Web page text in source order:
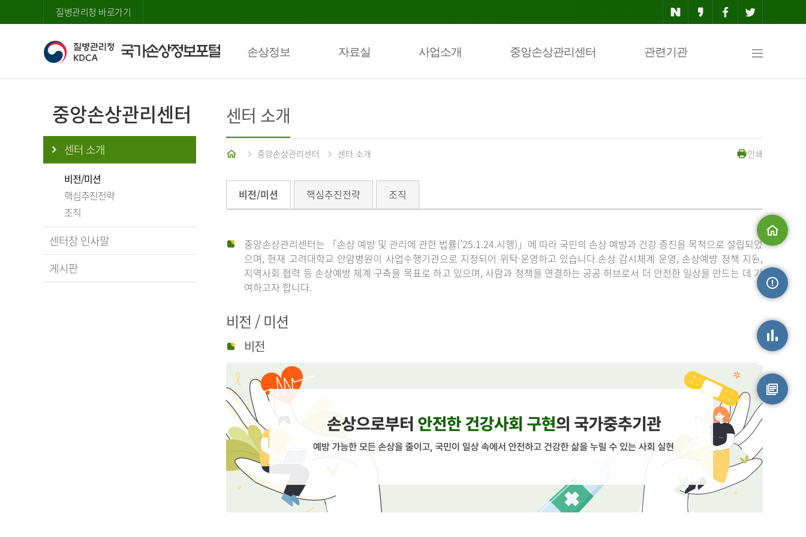
질병관리청 바로가기
손상정보 자료실 사업소개 중앙손상관리센터 관련기관
맵
중앙손상관리센터
센터 소개
비전/미션
핵심추진전략
조직
센터장 인사말
게시판
센터 소개
중앙손상관리센터 센터 소개 인쇄
비전/미션 핵심추진전략 조직
중앙손상관리센터는 「손상 예방 및 관리에 관한 법률(’25.1.24.시행)」에 따라 국민의 손상 예방과 건강 증진을 목적으로 설립되었
으며, 현재 고려대학교 안암병원이 사업수행기관으로 지정되어 위탁·운영하고 있습니다.손상 감시체계 운영, 손상예방 정책 지원,
지역사회 협력 등 손상예방 체계 구축을 목표로 하고 있으며, 사람과 정책을 연결하는 공공 허브로서 더 안전한 일상을 만드는 데 기
여하고자 합니다.
비전 / 미션
비전
원시자료